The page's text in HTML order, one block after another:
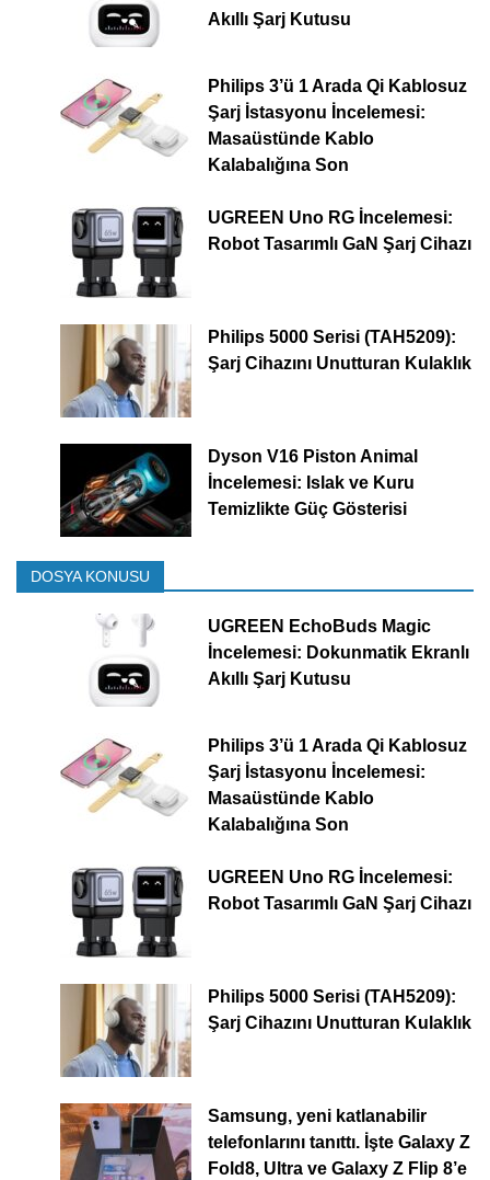
Akıllı Şarj Kutusu
Philips 3’ü 1 Arada Qi Kablosuz
Şarj İstasyonu İncelemesi:
Masaüstünde Kablo
Kalabalığına Son
UGREEN Uno RG İncelemesi:
Robot Tasarımlı GaN Şarj Cihazı
Philips 5000 Serisi (TAH5209):
Şarj Cihazını Unutturan Kulaklık
Dyson V16 Piston Animal
İncelemesi: Islak ve Kuru
Temizlikte Güç Gösterisi
DOSYA KONUSU
UGREEN EchoBuds Magic
İncelemesi: Dokunmatik Ekranlı
Akıllı Şarj Kutusu
Philips 3’ü 1 Arada Qi Kablosuz
Şarj İstasyonu İncelemesi:
Masaüstünde Kablo
Kalabalığına Son
UGREEN Uno RG İncelemesi:
Robot Tasarımlı GaN Şarj Cihazı
Philips 5000 Serisi (TAH5209):
Şarj Cihazını Unutturan Kulaklık
Samsung, yeni katlanabilir
telefonlarını tanıttı. İşte Galaxy Z
Fold8, Ultra ve Galaxy Z Flip 8’e